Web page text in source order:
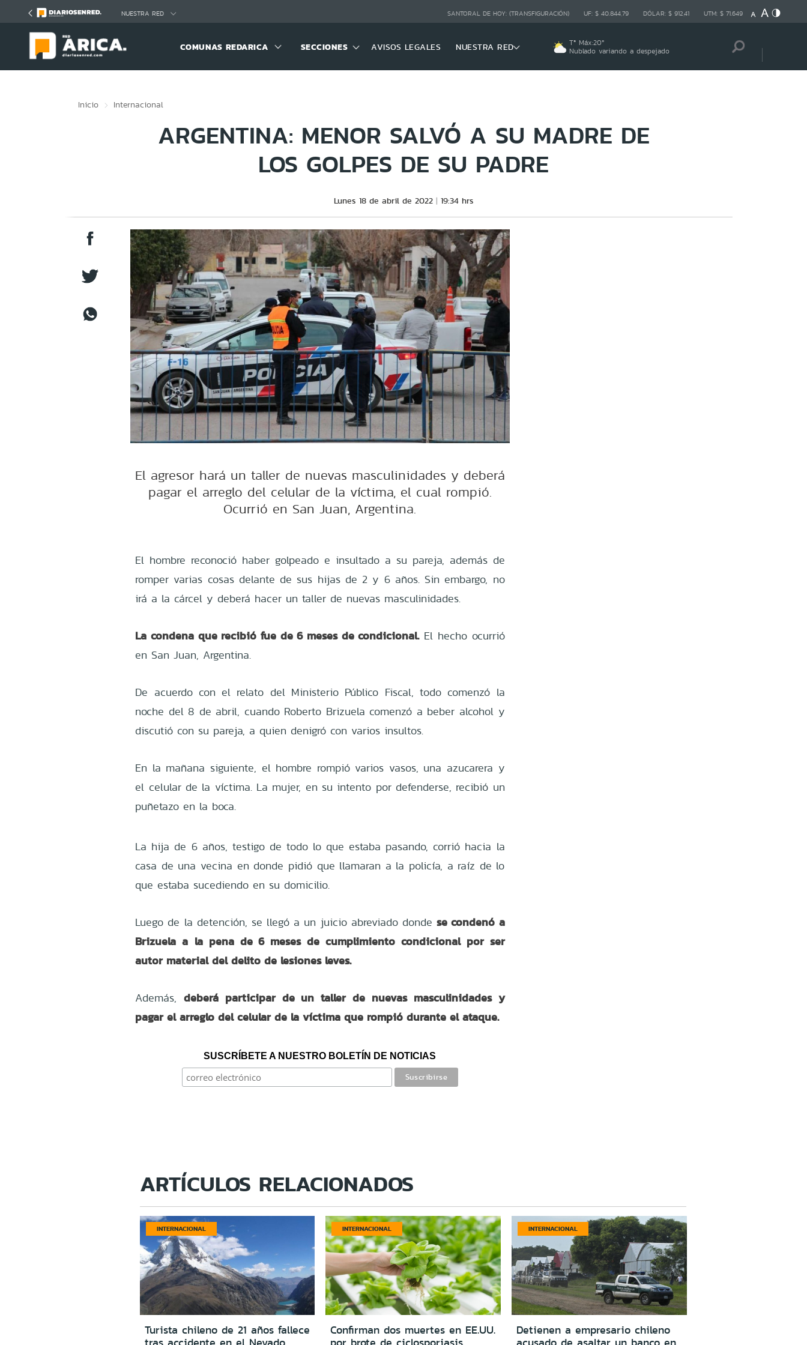
NUESTRA RED SANTORAL DE HOY: (TRANSFIGURACIÓN) UF: $ 40.844,79 DÓLAR: $ 912,41 UTM: $ 71.649
COMUNAS REDARICA SECCIONES AVISOS LEGALES NUESTRA RED Tª Máx:20º
Nublado variando a despejado
Inicio Internacional
ARGENTINA: MENOR SALVÓ A SU MADRE DE
LOS GOLPES DE SU PADRE
Lunes 18 de abril de 2022 19:34 hrs
El agresor hará un taller de nuevas masculinidades y deberá
pagar el arreglo del celular de la víctima, el cual rompió.
Ocurrió en San Juan, Argentina.
El hombre reconoció haber golpeado e insultado a su pareja, además de
romper varias cosas delante de sus hijas de 2 y 6 años. Sin embargo, no
irá a la cárcel y deberá hacer un taller de nuevas masculinidades.
La condena que recibió fue de 6 meses de condicional.El hecho ocurrió
en San Juan, Argentina.
De acuerdo con el relato del Ministerio Público Fiscal, todo comenzó la
noche del 8 de abril, cuando Roberto Brizuela comenzó a beber alcohol y
discutió con su pareja, a quien denigró con varios insultos.
En la mañana siguiente, el hombre rompió varios vasos, una azucarera y
el celular de la víctima. La mujer, en su intento por defenderse, recibió un
puñetazo en la boca.
La hija de 6 años, testigo de todo lo que estaba pasando, corrió hacia la
casa de una vecina en donde pidió que llamaran a la policía, a raíz de lo
que estaba sucediendo en su domicilio.
Luego de la detención, se llegó a un juicio abreviado dondese condenó a
Brizuela a la pena de 6 meses de cumplimiento condicional por ser
autor material del delito de lesiones leves.
Además,deberá participar de un taller de nuevas masculinidades y
pagar el arreglo del celular de la víctima que rompió durante el ataque.
SUSCRÍBETE A NUESTRO BOLETÍN DE NOTICIAS
ARTÍCULOS RELACIONADOS
INTERNACIONAL
Turista chileno de 21 años fallece
INTERNACIONAL
Confirman dos muertes en EE.UU.
INTERNACIONAL
Detienen a empresario chileno